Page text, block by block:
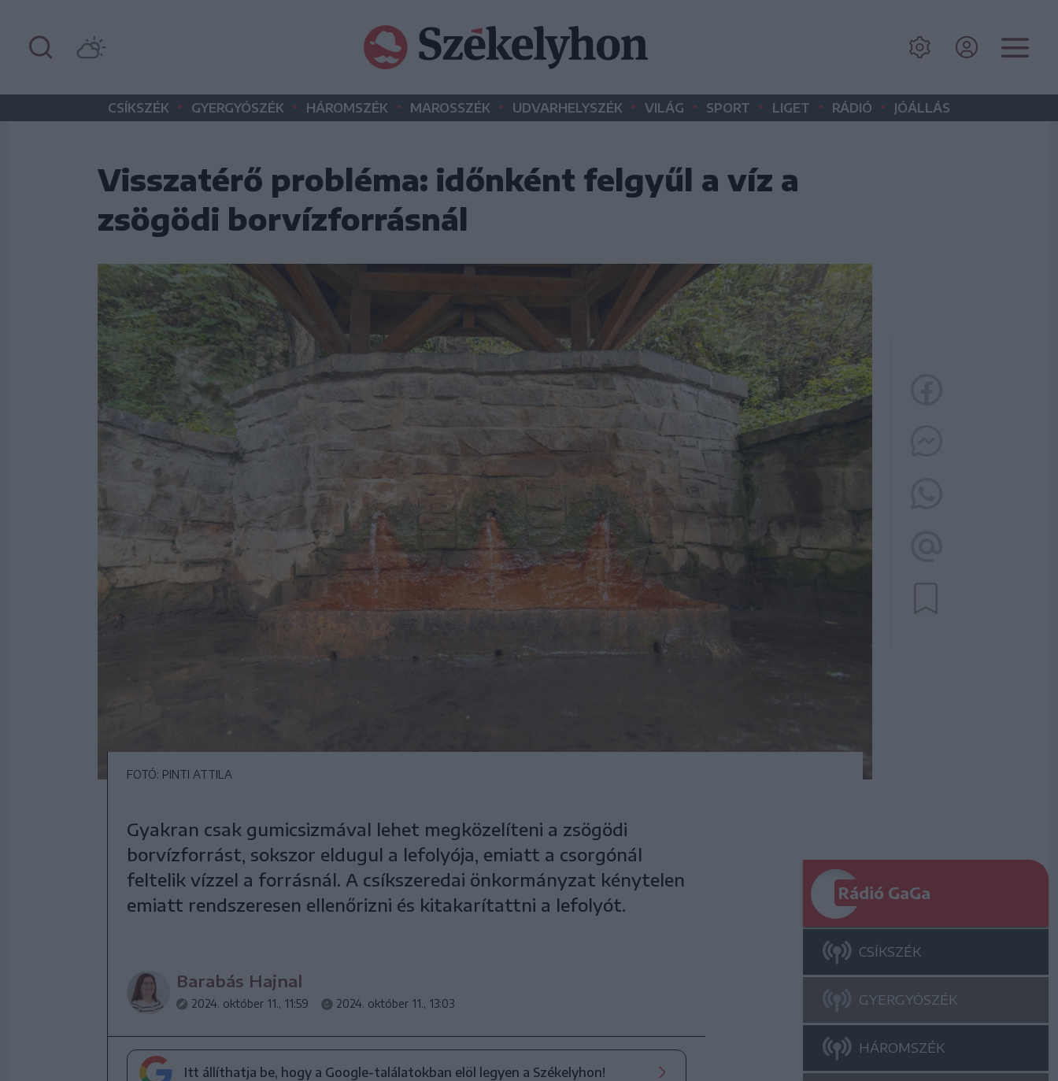
CSÍKSZÉK • GYERGYÓSZÉK • HÁROMSZÉK • MAROSSZÉK • UDVARHELYSZÉK • VILÁG • SPORT • LIGET • RÁDIÓ • JÓÁLLÁS
Visszatérő probléma: időnként felgyűl a víz a
zsögödi borvízforrásnál
FOTÓ: PINTI ATTILA
Gyakran csak gumicsizmával lehet megközelíteni a zsögödi
borvízforrást, sokszor eldugul a lefolyója, emiatt a csorgónál
feltelik vízzel a forrásnál. A csíkszeredai önkormányzat kénytelen
emiatt rendszeresen ellenőrizni és kitakarítattni a lefolyót.
Barabás Hajnal
2024. október 11., 11:59 2024. október 11., 13:03
Itt állíthatja be, hogy a Google-találatokban elöl legyen a Székelyhon!
Rádió GaGa
CSÍKSZÉK
GYERGYÓSZÉK
HÁROMSZÉK